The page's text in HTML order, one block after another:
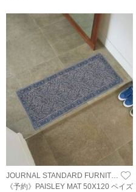
《予約》PAISLEY MAT 50X120 ペイズ